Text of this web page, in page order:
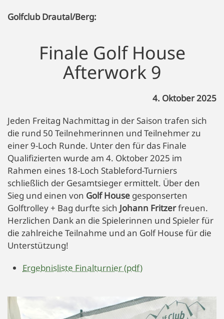
Golfclub Drautal/Berg:
Finale Golf House
Afterwork 9
4. Oktober 2025
Jeden Freitag Nachmittag in der Saison trafen sich
die rund 50 Teilnehmerinnen und Teilnehmer zu
einer 9-Loch Runde. Unter den für das Finale
Qualifizierten wurde am 4. Oktober 2025 im
Rahmen eines 18-Loch Stableford-Turniers
schließlich der Gesamtsieger ermittelt. Über den
Sieg und einen von Golf House gesponserten
Golftrolley + Bag durfte sich Johann Fritzerfreuen.
Herzlichen Dank an die Spielerinnen und Spieler für
die zahlreiche Teilnahme und an Golf House für die
Unterstützung!
Ergebnisliste Finalturnier (pdf)